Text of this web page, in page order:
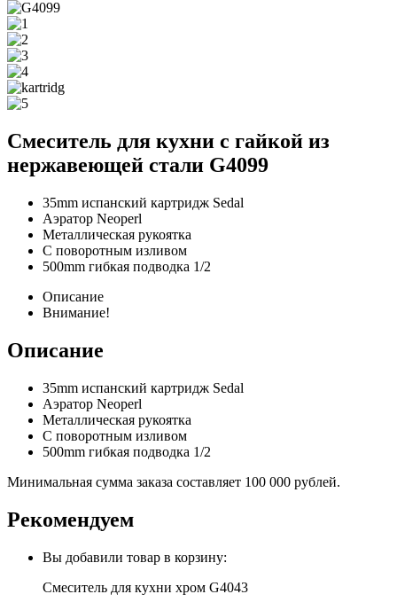
Смеситель для кухни с гайкой из
нержавеющей стали G4099
35mm испанский картридж Sedal
Аэратор Neoperl
Металлическая рукоятка
С поворотным изливом
500mm гибкая подводка 1/2
Описание
Внимание!
Описание
35mm испанский картридж Sedal
Аэратор Neoperl
Металлическая рукоятка
С поворотным изливом
500mm гибкая подводка 1/2
Минимальная сумма заказа составляет 100 000 рублей.
Рекомендуем
Вы добавили товар в корзину:
Смеситель для кухни хром G4043